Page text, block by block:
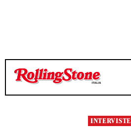
TEMPO DI LETTURA 11 MINUTI
TEMPO DI LETTURA 11 MINUTI
INTERVISTE